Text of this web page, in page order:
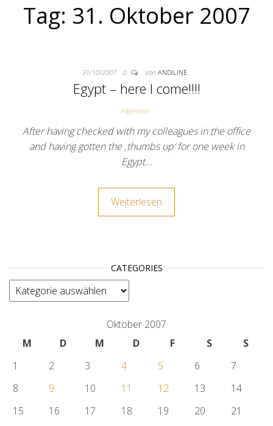
Tag: 31. Oktober 2007
31/10/2007 0 Von ANDILINE
Egypt – here I come!!!!
Allgemein
After having checked with my colleagues in the office
and having gotten the ‚thumbs up‘ for one week in
Egypt…
Weiterlesen
CATEGORIES
categories
Oktober 2007
M
D M D F S
S
1
2 3 4 5 6
7
8
9 10 11 12 13
14
15
16 17 18 19 20
21